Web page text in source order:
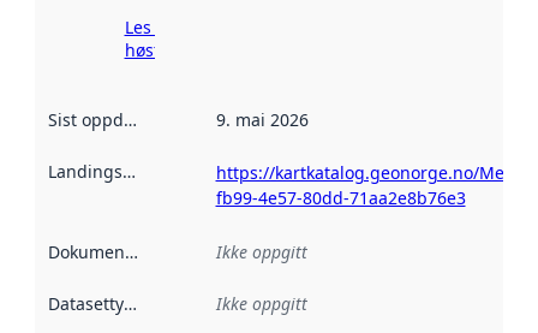
Les mer om
høsting her
Sist oppdatert 9. mai 2026
Landingsside
https://kartkatalog.geonorge.no/
fb99-4e57-80dd-71aa2e8b76e3
Dokumentasjon Ikke oppgitt
Datasettype Ikke oppgitt